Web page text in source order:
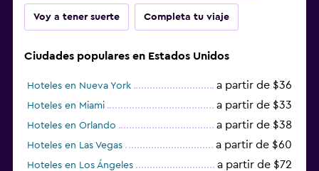
Voy a tener suerte Completa tu viaje
Ciudades populares en Estados Unidos
Hoteles en Nueva York a partir de $36
Hoteles en Miami a partir de $33
Hoteles en Orlando a partir de $38
Hoteles en Las Vegas a partir de $60
Hoteles en Los Ángeles a partir de $72